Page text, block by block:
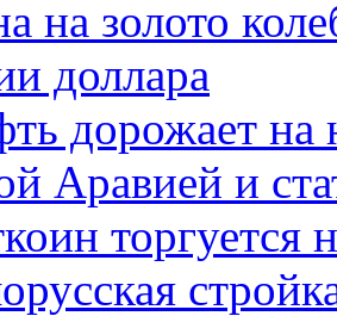
на золото
доллара
дорожает на
Аравией и
торгуется